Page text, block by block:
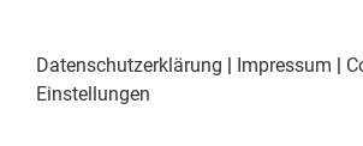
Datenschutzerklärung | Impressum |
Einstellungen